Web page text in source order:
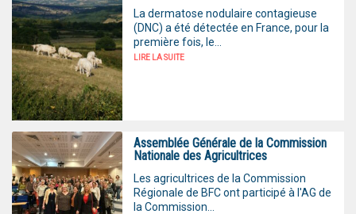
La dermatose nodulaire contagieuse
(DNC) a été détectée en France, pour la
première fois, le...
LIRE LA SUITE
Assemblée Générale de la Commission
Nationale des Agricultrices
Les agricultrices de la Commission
Régionale de BFC ont participé à l'AG de
la Commission...